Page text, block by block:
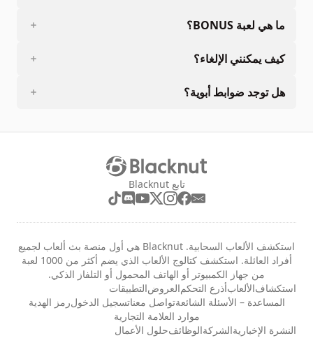
ما هي لعبة BONUS؟
كيف يمكنني الإلغاء؟
هل توجد ضوابط أبوية؟
تابع Blacknut
استكشف الألعاب السحابية. Blacknut هي أول منصة بث ألعاب لجميع
أفراد العائلة. استكشف كتالوج الألعاب الذي يضم أكثر من 1000 لعبة
من جهاز الكمبيوتر أو الهاتف المحمول أو التلفاز الذكي.
استكشافالألعابأذرع التحكمالعروضالتطبيقات
المساعدة – الأسئلة الشائعةتواصل معناتسجيل الدخولرمز الهدية
موارد العلامة التجارية
النشرة الإخباريةالشركةالوظائفحلول الأعمال